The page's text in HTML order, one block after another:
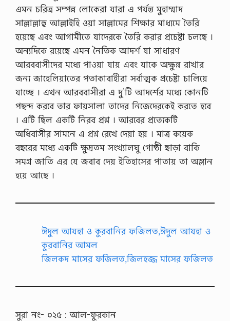
এমন চরিত্র সম্পন্ন লোকেরা যারা এ পর্যন্ত মুহাম্মাদ
সাল্লাল্লাহু আল্লাইহি ওয়া সাল্লামের শিক্ষার মাধ্যমে তৈরি
হয়েছে এবং আগামীতে যাদেরকে তৈরি করার প্রচেষ্টা চলছে ।
অন্যদিকে রয়েছে এমন নৈতিক আদর্শ যা সাধারণ
আরববাসীদের মধ্যে পাওয়া যায় এবং যাকে অক্ষুন্ন রাখার
জন্য জাহেলিয়াতের পতাকাবাহীরা সর্বাত্মক প্রচেষ্টা চালিয়ে
যাচ্ছে । এখন আরববাসীরা এ দু’টি আদর্শের মধ্যে কোনটি
পছন্দ করবে তার ফায়সালা তাদের নিজেদেরকেই করতে হবে
। এটি ছিল একটি নিরব প্রশ্ন । আরবের প্রত্যেকটি
অধিবাসীর সামনে এ প্রশ্ন রেখে দেয়া হয় । মাত্র কয়েক
বছরের মধ্যে একটি ক্ষুদ্রতম সংখ্যালঘু গোষ্ঠী ছাড়া বাকি
সমগ্র জাতি এর যে জবাব দেয় ইতিহাসের পাতায় তা অম্লান
হয়ে আছে ।
ঈদুল আযহা ও কুরবানির ফজিলত,ঈদুল আযহা ও
কুরবানির আমল
জিলকদ মাসের ফজিলত,জিলহজ্জ মাসের ফজিলত
সুরা নং- ০২৫ : আল-ফুরকান